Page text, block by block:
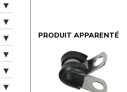
PRODUIT APPARENTÉ